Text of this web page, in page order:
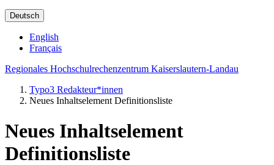
Deutsch
English
Français
Regionales Hochschulrechenzentrum Kaiserslautern-Landau
Typo3 Redakteur*innen
Neues Inhaltselement Definitionsliste
Neues Inhaltselement
Definitionsliste